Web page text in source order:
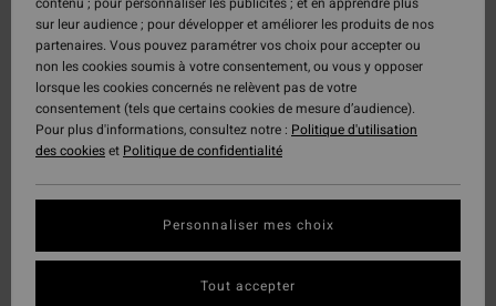
sur leur audience ; pour développer et améliorer les produits de nos
partenaires. Vous pouvez paramétrer vos choix pour accepter ou
non les cookies soumis à votre consentement, ou vous y opposer
lorsque les cookies concernés ne relèvent pas de votre
consentement (tels que certains cookies de mesure d’audience).
Pour plus d'informations, consultez notre : Politique d'utilisation
des cookieset Politique de confidentialité
Personnaliser mes choix
Tout accepter